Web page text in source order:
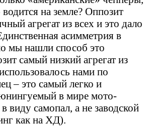
на земле? Оппозит
агрегат из всех и это дало
асимметрия в
мы нашли способ это
самый низкий агрегат из
нами по
– это самый легко и
в мире мото-
виду самопал, а не заводской
как на ХД).